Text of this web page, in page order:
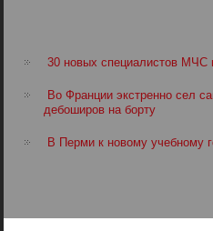
30 новых специалистов МЧС
Во Франции экстренно сел
дебоширов на борту
В Перми к новому учебному